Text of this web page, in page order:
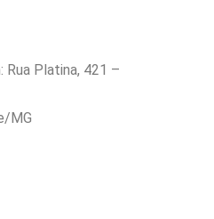
Rua Platina, 421 –
MG